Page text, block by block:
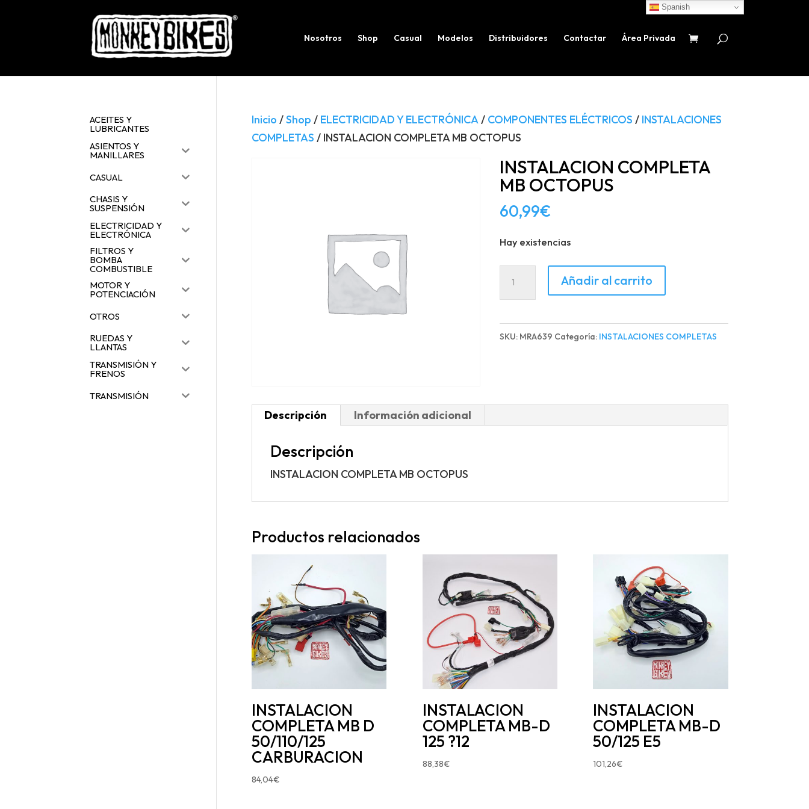
Nosotros Shop Casual Modelos Distribuidores Contactar Área Privada
productos
Inicio /Shop / ELECTRICIDAD Y ELECTRÓNICA/ COMPONENTES ELÉCTRICOS / INSTALACIONES
COMPLETAS / INSTALACION COMPLETA MB OCTOPUS
INSTALACION COMPLETA
MB OCTOPUS
60,99€
Hay existencias
INSTALACION
COMPLETA
OCTOPUS
Añadir al carrito
SKU: MRA639 Categoría: INSTALACIONES COMPLETAS
Descripción Información adicional
Descripción
INSTALACION COMPLETA MB OCTOPUS
Productos relacionados
INSTALACION
COMPLETA MB D
50/110/125
CARBURACION
84,04€
INSTALACION
COMPLETA MB-D
125 ?12
88,38€
INSTALACION
COMPLETA MB-D
50/125 E5
101,26€
ACEITES Y
LUBRICANTES
ASIENTOS Y
MANILLARES
CASUAL
CHASIS Y
SUSPENSIÓN
ELECTRICIDAD Y
ELECTRÓNICA
FILTROS Y
BOMBA
COMBUSTIBLE
MOTOR Y
POTENCIACIÓN
OTROS
RUEDAS Y
LLANTAS
TRANSMISIÓN Y
FRENOS
TRANSMISIÓN
Spanish